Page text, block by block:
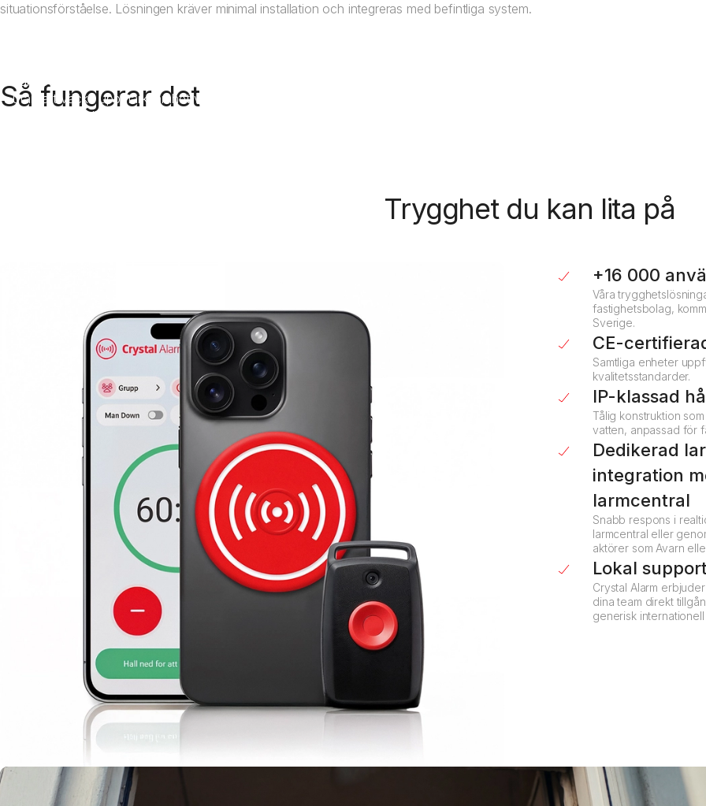
situationsförståelse. Lösningen kräver minimal installation och integreras med befintliga system.
Så fungerar det
Larmet utlöses tyst via Crystal Button eller mobilapp,
utan att väcka uppmärksamhet vid en besiktning,
jouruppdrag eller svårt hyresgästmöte.
Trygghet du kan lita på
+16 000
Våra
fastighetsbolag,
Sverige.
CE-
Samtliga enheter
kvalitetsstandarder.
IP-klassad
Tålig konstruktion
vatten, anpassad för
Dedikerad
integration
larmcentral
Snabb respons i
larmcentral eller
aktörer som Avarn
Lokal support
Crystal Alarm
dina team direkt
generisk